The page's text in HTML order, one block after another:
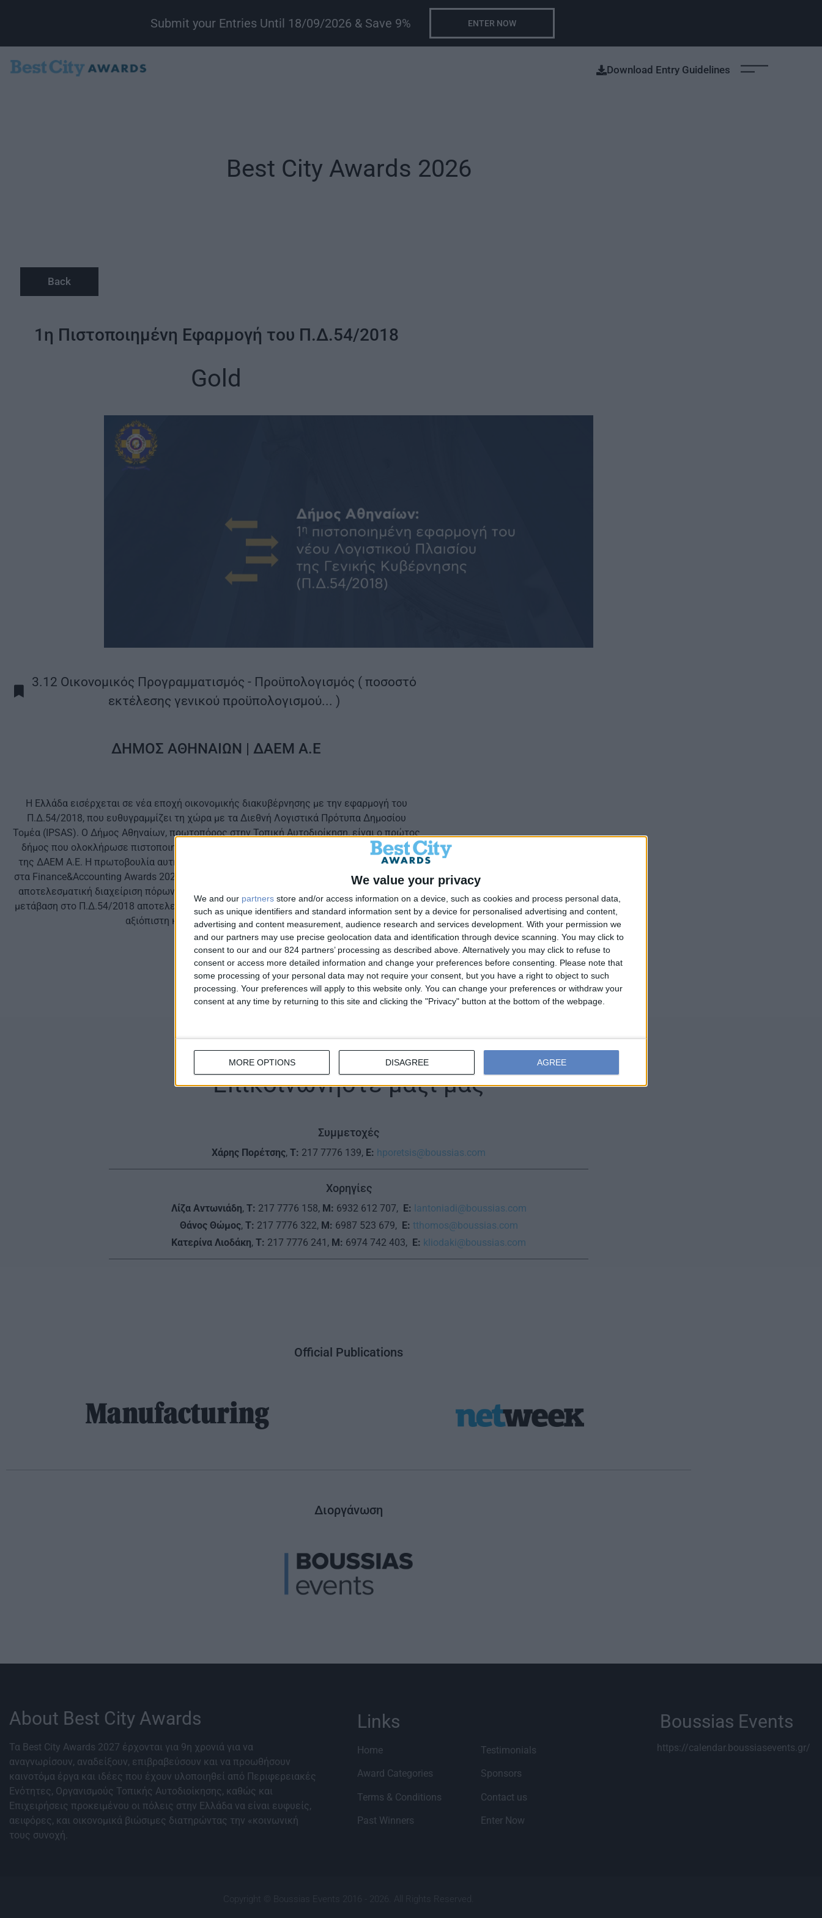
We value your privacy
We and our partners store and/or access information on a device, such as cookies and process personal data,
such as unique identifiers and standard information sent by a device for personalised advertising and content,
advertising and content measurement, audience research and services development. With your permission we
and our partners may use precise geolocation data and identification through device scanning. You may click to
consent to our and our 824 partners’ processing as described above. Alternatively you may click to refuse to
consent or access more detailed information and change your preferences before consenting. Please note that
some processing of your personal data may not require your consent, but you have a right to object to such
processing. Your preferences will apply to this website only. You can change your preferences or withdraw your
consent at any time by returning to this site and clicking the "Privacy" button at the bottom of the webpage.
MORE OPTIONS DISAGREE AGREE
Submit your Entries Until 18/09/2026 & Save 9% ENTER NOW
Download Entry Guidelines
Best City Awards 2026
Back
1η Πιστοποιημένη Εφαρμογή του Π.Δ.54/2018
Gold
3.12 Οικονομικός Προγραμματισμός - Προϋπολογισμός ( ποσοστό
εκτέλεσης γενικού προϋπολογισμού... )
ΔΗΜΟΣ ΑΘΗΝΑΙΩΝ | ΔΑΕΜ Α.Ε
Η Ελλάδα εισέρχεται σε νέα εποχή οικονομικής διακυβέρνησης με την εφαρμογή του
Π.Δ.54/2018, που ευθυγραμμίζει τη χώρα με τα Διεθνή Λογιστικά Πρότυπα Δημοσίου
Τομέα (IPSAS). Ο Δήμος Αθηναίων, πρωτοπόρος στην Τοπική Αυτοδιοίκηση, είναι ο πρώτος
δήμος που ολοκλήρωσε πιστοποιημένα την εφαρμογή του νέου πλαισίου με τη βοήθεια
της ΔΑΕΜ Α.Ε. Η πρωτοβουλία αυτή, η οποία έλαβε επίσημη αναγνώριση και βραβεύτηκε
στα Finance&Accounting Awards 2025, προάγει τη διαφάνεια, τη λογιστική ακρίβεια και την
αποτελεσματική διαχείριση πόρων, αποτελώντας παράδειγμα για όλους τους Δήμους. Η
μετάβαση στο Π.Δ.54/2018 αποτελεί εθνική πρόκληση, που θέτει τις βάσεις για σύγχρονη,
αξιόπιστη και βιώσιμη δημόσια διοίκηση.
Επικοινωνήστε μαζί μας
Συμμετοχές
Χάρης Πορέτσης, T: 217 7776 139, E: hporetsis@boussias.com
Χορηγίες
Λίζα Αντωνιάδη, Τ: 217 7776 158, M: 6932 612 707, E: lantoniadi@boussias.com
Θάνος Θώμος, Τ: 217 7776 322, M: 6987 523 679, E: tthomos@boussias.com
Κατερίνα Λιοδάκη, Τ: 217 7776 241, M: 6974 742 403, Ε: kliodaki@boussias.com
Official Publications
Διοργάνωση
About Best City Awards
Τα Best City Awards 2027 έρχονται για 9η χρονιά για να
αναγνωρίσουν, αναδείξουν, επιβραβεύσουν και να προωθήσουν
καινοτόμα έργα και ιδέες που έχουν υλοποιηθεί από Περιφερειακές
Ενότητες, Οργανισμούς Τοπικής Αυτοδιοίκησης, καθώς και
Επιχειρήσεις προκειμένου οι πόλεις στην Ελλάδα να είναι ευφυείς,
αειφόρες, και οικονομικά βιώσιμες διατηρώντας την «κοινωνική
τους συνοχή.
Links
Home
Award Categories
Terms & Conditions
Past Winners
Testimonials
Sponsors
Contact us
Enter Now
Boussias Events
https://calendar.boussiasevents.gr/
Copyright © Boussias Events 2016 - 2026. All Rights Reserved.